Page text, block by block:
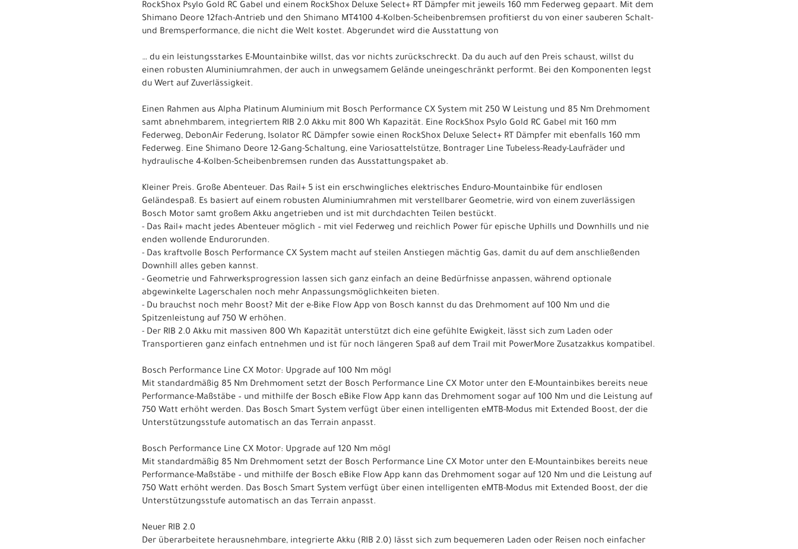
RockShox Psylo Gold RC Gabel und einem RockShox Deluxe Select+ RT Dämpfer mit jeweils 160 mm Federweg gepaart. Mit dem
Shimano Deore 12fach-Antrieb und den Shimano MT4100 4-Kolben-Scheibenbremsen profitierst du von einer sauberen Schalt-
und Bremsperformance, die nicht die Welt kostet. Abgerundet wird die Ausstattung von
… du ein leistungsstarkes E-Mountainbike willst, das vor nichts zurückschreckt. Da du auch auf den Preis schaust, willst du
einen robusten Aluminiumrahmen, der auch in unwegsamem Gelände uneingeschränkt performt. Bei den Komponenten legst
du Wert auf Zuverlässigkeit.
Einen Rahmen aus Alpha Platinum Aluminium mit Bosch Performance CX System mit 250 W Leistung und 85 Nm Drehmoment
samt abnehmbarem, integriertem RIB 2.0 Akku mit 800 Wh Kapazität. Eine RockShox Psylo Gold RC Gabel mit 160 mm
Federweg, DebonAir Federung, Isolator RC Dämpfer sowie einen RockShox Deluxe Select+ RT Dämpfer mit ebenfalls 160 mm
Federweg. Eine Shimano Deore 12-Gang-Schaltung, eine Variosattelstütze, Bontrager Line Tubeless-Ready-Laufräder und
hydraulische 4-Kolben-Scheibenbremsen runden das Ausstattungspaket ab.
Kleiner Preis. Große Abenteuer. Das Rail+ 5 ist ein erschwingliches elektrisches Enduro-Mountainbike für endlosen
Geländespaß. Es basiert auf einem robusten Aluminiumrahmen mit verstellbarer Geometrie, wird von einem zuverlässigen
Bosch Motor samt großem Akku angetrieben und ist mit durchdachten Teilen bestückt.
- Das Rail+ macht jedes Abenteuer möglich – mit viel Federweg und reichlich Power für epische Uphills und Downhills und nie
enden wollende Endurorunden.
- Das kraftvolle Bosch Performance CX System macht auf steilen Anstiegen mächtig Gas, damit du auf dem anschließenden
Downhill alles geben kannst.
- Geometrie und Fahrwerksprogression lassen sich ganz einfach an deine Bedürfnisse anpassen, während optionale
abgewinkelte Lagerschalen noch mehr Anpassungsmöglichkeiten bieten.
- Du brauchst noch mehr Boost? Mit der e-Bike Flow App von Bosch kannst du das Drehmoment auf 100 Nm und die
Spitzenleistung auf 750 W erhöhen.
- Der RIB 2.0 Akku mit massiven 800 Wh Kapazität unterstützt dich eine gefühlte Ewigkeit, lässt sich zum Laden oder
Transportieren ganz einfach entnehmen und ist für noch längeren Spaß auf dem Trail mit PowerMore Zusatzakkus kompatibel.
Bosch Performance Line CX Motor: Upgrade auf 100 Nm mögl
Mit standardmäßig 85 Nm Drehmoment setzt der Bosch Performance Line CX Motor unter den E-Mountainbikes bereits neue
Performance-Maßstäbe – und mithilfe der Bosch eBike Flow App kann das Drehmoment sogar auf 100 Nm und die Leistung auf
750 Watt erhöht werden. Das Bosch Smart System verfügt über einen intelligenten eMTB-Modus mit Extended Boost, der die
Unterstützungsstufe automatisch an das Terrain anpasst.
Bosch Performance Line CX Motor: Upgrade auf 120 Nm mögl
Mit standardmäßig 85 Nm Drehmoment setzt der Bosch Performance Line CX Motor unter den E-Mountainbikes bereits neue
Performance-Maßstäbe – und mithilfe der Bosch eBike Flow App kann das Drehmoment sogar auf 120 Nm und die Leistung auf
750 Watt erhöht werden. Das Bosch Smart System verfügt über einen intelligenten eMTB-Modus mit Extended Boost, der die
Unterstützungsstufe automatisch an das Terrain anpasst.
Neuer RIB 2.0
Der überarbeitete herausnehmbare, integrierte Akku (RIB 2.0) lässt sich zum bequemeren Laden oder Reisen noch einfacher